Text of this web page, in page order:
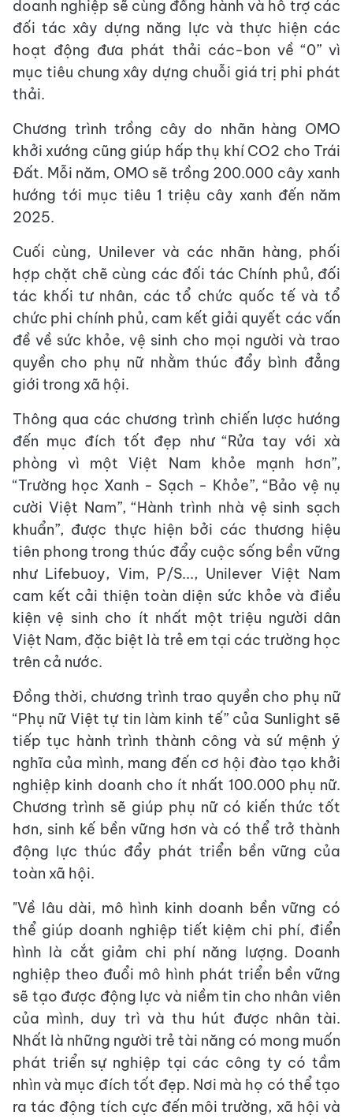
doanh nghiệp sẽ cùng đồng hành và hỗ trợ các
đối tác xây dựng năng lực và thực hiện các
hoạt động đưa phát thải các-bon về “0” vì
mục tiêu chung xây dựng chuỗi giá trị phi phát
thải.
Chương trình trồng cây do nhãn hàng OMO
khởi xướng cũng giúp hấp thụ khí CO2 cho Trái
Đất. Mỗi năm, OMO sẽ trồng 200.000 cây xanh
hướng tới mục tiêu 1 triệu cây xanh đến năm
2025.
Cuối cùng, Unilever và các nhãn hàng, phối
hợp chặt chẽ cùng các đối tác Chính phủ, đối
tác khối tư nhân, các tổ chức quốc tế và tổ
chức phi chính phủ, cam kết giải quyết các vấn
đề về sức khỏe, vệ sinh cho mọi người và trao
quyền cho phụ nữ nhằm thúc đẩy bình đẳng
giới trong xã hội.
Thông qua các chương trình chiến lược hướng
đến mục đích tốt đẹp như “Rửa tay với xà
phòng vì một Việt Nam khỏe mạnh hơn”,
“Trường học Xanh - Sạch - Khỏe”, “Bảo vệ nụ
cười Việt Nam”, “Hành trình nhà vệ sinh sạch
khuẩn”, được thực hiện bởi các thương hiệu
tiên phong trong thúc đẩy cuộc sống bền vững
như Lifebuoy, Vim, P/S..., Unilever Việt Nam
cam kết cải thiện toàn diện sức khỏe và điều
kiện vệ sinh cho ít nhất một triệu người dân
Việt Nam, đặc biệt là trẻ em tại các trường học
trên cả nước.
Đồng thời, chương trình trao quyền cho phụ nữ
“Phụ nữ Việt tự tin làm kinh tế” của Sunlight sẽ
tiếp tục hành trình thành công và sứ mệnh ý
nghĩa của mình, mang đến cơ hội đào tạo khởi
nghiệp kinh doanh cho ít nhất 100.000 phụ nữ.
Chương trình sẽ giúp phụ nữ có kiến thức tốt
hơn, sinh kế bền vững hơn và có thể trở thành
động lực thúc đẩy phát triển bền vững của
toàn xã hội.
"Về lâu dài, mô hình kinh doanh bền vững có
thể giúp doanh nghiệp tiết kiệm chi phí, điển
hình là cắt giảm chi phí năng lượng. Doanh
nghiệp theo đuổi mô hình phát triển bền vững
sẽ tạo được động lực và niềm tin cho nhân viên
của mình, duy trì và thu hút được nhân tài.
Nhất là những người trẻ tài năng có mong muốn
phát triển sự nghiệp tại các công ty có tầm
nhìn và mục đích tốt đẹp. Nơi mà họ có thể tạo
ra tác động tích cực đến môi trường, xã hội và